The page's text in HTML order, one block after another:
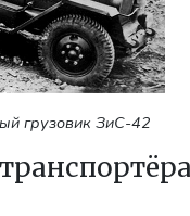
грузовик ЗиС-42